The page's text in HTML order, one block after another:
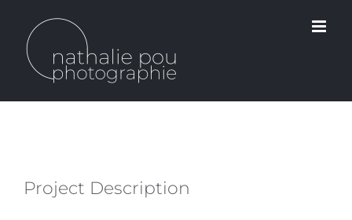
contenu
Project Description